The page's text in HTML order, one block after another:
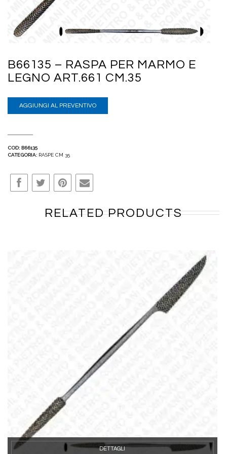
B66135 – RASPA PER MARMO E
LEGNO ART.661 CM.35
AGGIUNGI AL PREVENTIVO
COD: B66135
CATEGORIA: RASPE CM 35
RELATED PRODUCTS
DETTAGLI